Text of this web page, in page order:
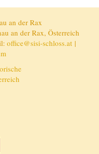
an der Rax
an der Rax, Österreich
office@sisi-schloss.at|